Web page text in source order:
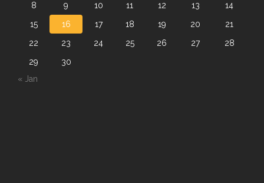
8
9 10 11 12 13
14
15
16 17 18 19 20
21
22
23 24 25 26 27
28
29
30
« Jan